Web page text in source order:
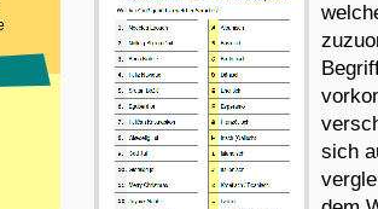
sich